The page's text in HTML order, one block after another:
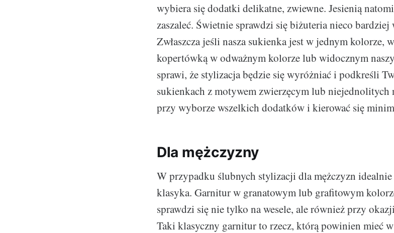
wybiera się dodatki delikatne, zwiewne. Jesienią
zaszaleć. Świetnie sprawdzi się biżuteria nieco
Zwłaszcza jeśli nasza sukienka jest w jednym kolorze,
kopertówką w odważnym kolorze lub widocznym
sprawi, że stylizacja będzie się wyróżniać i podkreśli
sukienkach z motywem zwierzęcym lub niejednolitych
przy wyborze wszelkich dodatków i kierować się
Dla mężczyzny
W przypadku ślubnych stylizacji dla mężczyzn
klasyka. Garnitur w granatowym lub grafitowym
sprawdzi się nie tylko na wesele, ale również przy
Taki klasyczny garnitur to rzecz, którą powinien mieć